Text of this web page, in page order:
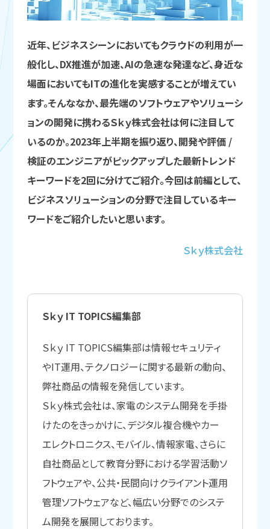
近年、ビジネスシーンにおいてもクラウドの利用が一
般化し、DX推進が加速、AIの急速な発達など、身近な
場面においてもITの進化を実感することが増えてい
ます。そんななか、最先端のソフトウェアやソリューシ
ョンの開発に携わるＳｋｙ株式会社は何に注目して
いるのか。2023年上半期を振り返り、開発や評価 /
検証のエンジニアがピックアップした最新トレンド
キーワードを2回に分けてご紹介。今回は前編として、
ビジネスソリューションの分野で注目しているキー
ワードをご紹介したいと思います。
Ｓｋｙ株式会社
Ｓｋｙ IT TOPICS編集部
Ｓｋｙ IT TOPICS編集部は情報セキュリティ
やIT運用、テクノロジーに関する最新の動向、
弊社商品の情報を発信しています。
Ｓｋｙ株式会社は、家電のシステム開発を手掛
けたのをきっかけに、デジタル複合機やカー
エレクトロニクス、モバイル、情報家電、さらに
自社商品として教育分野における学習活動ソ
フトウェアや、公共・民間向けクライアント運用
管理ソフトウェアなど、幅広い分野でのシステ
ム開発を展開しております。